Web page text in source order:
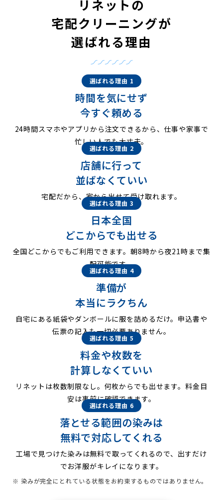
リネットの
宅配クリーニングが
選ばれる理由
選ばれる理由 1
時間を気にせず
今すぐ頼める
24時間スマホやアプリから注文できるから、仕事や家事で
忙しい人でも大丈夫。
選ばれる理由 2
店舗に行って
並ばなくていい
宅配だから、家から出せて受け取れます。
選ばれる理由 3
日本全国
どこからでも出せる
全国どこからでもご利用できます。朝8時から夜21時まで集
配可能です。
選ばれる理由 4
準備が
本当にラクちん
自宅にある紙袋やダンボールに服を詰めるだけ。申込書や
伝票の記入も一切必要ありません。
選ばれる理由 5
料金や枚数を
計算しなくていい
リネットは枚数制限なし。何枚からでも出せます。料金目
安は事前に確認できます。
選ばれる理由 6
落とせる範囲の染みは
無料で対応してくれる
工場で見つけた染みは無料で取ってくれるので、出すだけ
でお洋服がキレイになります。
※ 染みが完全にとれている状態をお約束するものではありません。